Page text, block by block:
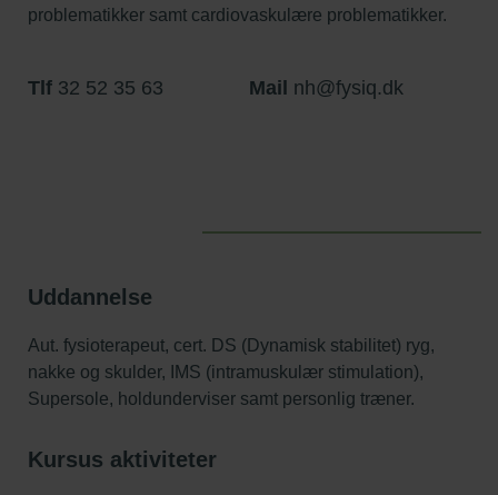
problematikker samt cardiovaskulære problematikker.
Tlf 32 52 35 63 Mail nh@fysiq.dk
Uddannelse
Aut. fysioterapeut, cert. DS (Dynamisk stabilitet) ryg,
nakke og skulder, IMS (intramuskulær stimulation),
Supersole, holdunderviser samt personlig træner.
Kursus aktiviteter